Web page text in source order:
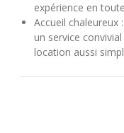
expérience en
Accueil
un service
location aussi